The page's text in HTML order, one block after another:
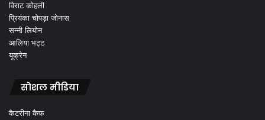
विराट कोहली
प्रियंका चोपड़ा जोनास
सन्नी लियोन
आलिया भट्ट
यूक्रेन
सोशल मीडिया
कैटरीना कैफ